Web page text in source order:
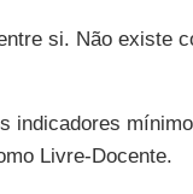
si. Não existe
indicadores
Livre-Docente.